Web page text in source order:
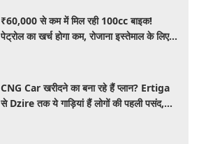
₹60,000 से कम में मिल रही 100cc बाइक!
पेट्रोल का खर्च होगा कम, रोजाना इस्तेमाल के लिए है
CNG Car खरीदने का बना रहे हैं प्लान? Ertiga
से Dzire तक ये गाड़ियां हैं लोगों की पहली पसंद,